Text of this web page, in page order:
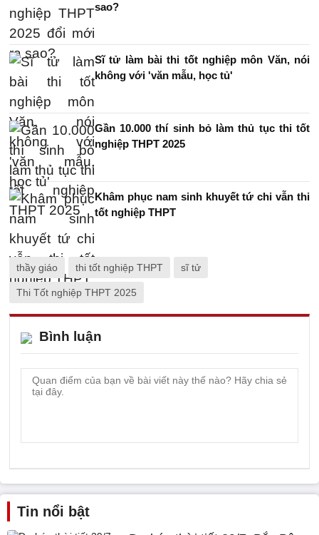
sao?
Sĩ tử làm bài thi tốt nghiệp môn Văn, nói
không với 'văn mẫu, học tủ'
Gần 10.000 thí sinh bỏ làm thủ tục thi tốt
nghiệp THPT 2025
Khâm phục nam sinh khuyết tứ chi vẫn thi
tốt nghiệp THPT
thầy giáo thi tốt nghiệp THPT sĩ tử
Thi Tốt nghiệp THPT 2025
Bình luận
Tin nổi bật